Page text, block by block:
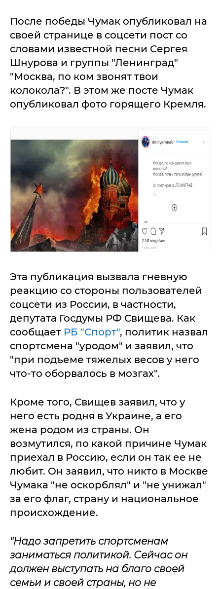
После победы Чумак опубликовал на
своей странице в соцсети пост со
словами известной песни Сергея
Шнурова и группы "Ленинград"
"Москва, по ком звонят твои
колокола?". В этом же посте Чумак
опубликовал фото горящего Кремля.
Эта публикация вызвала гневную
реакцию со стороны пользователей
соцсети из России, в частности,
депутата Госдумы РФ Свищева. Как
сообщает РБ "Спорт", политик назвал
спортсмена "уродом" и заявил, что
"при подъеме тяжелых весов у него
что-то оборвалось в мозгах".
Кроме того, Свищев заявил, что у
него есть родня в Украине, а его
жена родом из страны. Он
возмутился, по какой причине Чумак
приехал в Россию, если он так ее не
любит. Он заявил, что никто в Москве
Чумака "не оскорблял" и "не унижал"
за его флаг, страну и национальное
происхождение.
"Надо запретить спортсменам
заниматься политикой. Сейчас он
должен выступать на благо своей
семьи и своей страны, но не